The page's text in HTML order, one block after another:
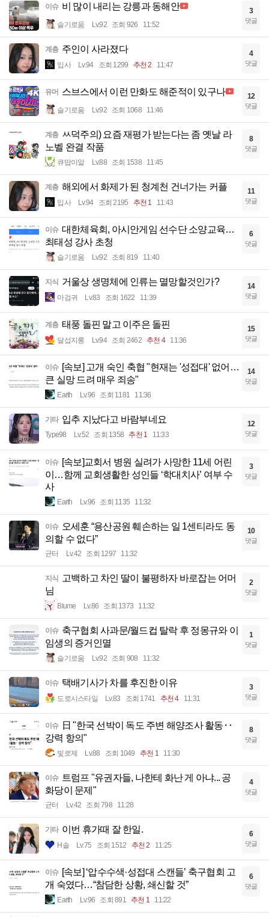
이슈 비 많이 내리는 강릉과 동해안
슬기로움 Lv.92 조회 926 11:52
3
댓글
계층 주인이 사라졌다
입사 Lv.94 조회 1299 추천 2 11:47
4
댓글
유머 스브스에서 이런 만화도 해준적이 있구나
슬기로움 Lv.92 조회 1068 11:46
12
댓글
계층 ㅆ덕주의) 요즘 재평가 받는다는 좀 옛날 라
노벨 완결 작품
큐땁이알 Lv.88 조회 1538 11:45
8
댓글
계층 해외에서 화제가 된 청계천 건너가는 커플
입사 Lv.94 조회 2195 추천 1 11:43
11
댓글
이슈 대한체육회, 아시안게임 선수단 소양교육…
최태성 강사 초청
슬기로움 Lv.92 조회 819 11:40
6
댓글
지식 거울상 생명체에 인류는 멸망할것인가?
마검귀 Lv.83 조회 1622 11:39
14
댓글
계층 태풍 돌핀 말고 이주은 돌핀
달섭지롱 Lv.94 조회 2462 추천 4 11:36
15
댓글
이슈 [속보] 고개 숙인 축협 "현재는 '성접대' 없어…
큰 실망 드려 매우 죄송"
Earth Lv.96 조회 1181 11:36
14
댓글
기타 입추 지났다고 바람부네요
Type98 Lv.52 조회 1358 추천 1 11:33
12
댓글
이슈 [속보]교회서 병원 실려가 사망한 11세 어린
이…함께 교회생활한 성인들 ‘학대치사’ 여부 수
사
Earth Lv.96 조회 1135 11:32
3
댓글
이슈 오세훈 “용산공원 훼손하는 일 1센티라도 동
의할 수 없다”
균터 Lv.42 조회 1297 11:32
10
댓글
지식 고백하고 차인 딸이 불평하자 바로잡는 어머
님
Blume Lv.86 조회 1373 11:32
2
댓글
이슈 축구협회 사과문/월드컵 탈락 후 정몽규와 이
임생의 증거인멸
슬기로움 Lv.92 조회 908 11:32
1
댓글
이슈 택배기사가 차를 후진한 이유
도로시스타일 Lv.83 조회 1741 추천 4 11:31
3
댓글
이슈
日 "한국 선박이 독도 주변 해양조사 활동‥
강력 항의"
빛로제 Lv.88 조회 1049 추천 1 11:30
8
댓글
이슈
트럼프 "유권자들, 나한테 화난 게 아냐... 공
화당이 문제"
균터 Lv.42 조회 798 11:28
4
댓글
기타 이번 휴가때 잘 한일.
H솔 Lv.75 조회 1512 추천 2 11:25
6
댓글
이슈 [속보] ‘압수수색·성접대 스캔들’ 축구협회 고
개 숙였다…“참담한 상황, 쇄신할 것”
Earth Lv.96 조회 891 추천 1 11:22
6
댓글